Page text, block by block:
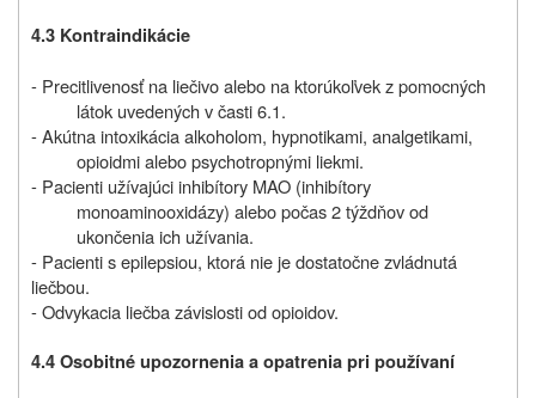
4.3 Kontraindikácie
- Precitlivenosť na liečivo alebo na ktorúkoľvek z pomocných
látok uvedených v časti 6.1.
- Akútna intoxikácia alkoholom, hypnotikami, analgetikami,
opioidmi alebo psychotropnými liekmi.
- Pacienti užívajúci inhibítory MAO (inhibítory
monoaminooxidázy) alebo počas 2 týždňov od
ukončenia ich užívania.
- Pacienti s epilepsiou, ktorá nie je dostatočne zvládnutá
liečbou.
- Odvykacia liečba závislosti od opioidov.
4.4 Osobitné upozornenia a opatrenia pri používaní